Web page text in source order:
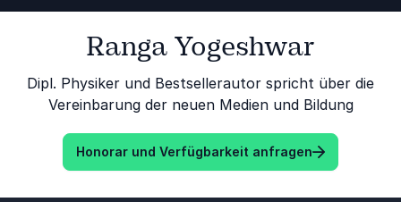
Ranga Yogeshwar
Dipl. Physiker und Bestsellerautor spricht über die
Vereinbarung der neuen Medien und Bildung
Honorar und Verfügbarkeit anfragen